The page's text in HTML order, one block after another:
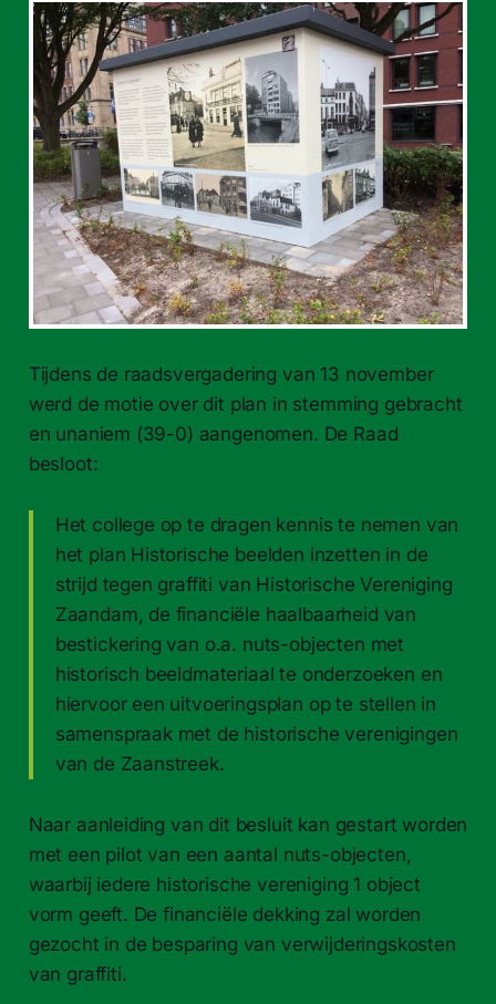
Tijdens de raadsvergadering van 13 november
werd de motie over dit plan in stemming gebracht
en unaniem (39-0) aangenomen. De Raad
besloot:
Het college op te dragen kennis te nemen van
het plan Historische beelden inzetten in de
strijd tegen graffiti van Historische Vereniging
Zaandam, de financiële haalbaarheid van
bestickering van o.a. nuts-objecten met
historisch beeldmateriaal te onderzoeken en
hiervoor een uitvoeringsplan op te stellen in
samenspraak met de historische verenigingen
van de Zaanstreek.
Naar aanleiding van dit besluit kan gestart worden
met een pilot van een aantal nuts-objecten,
waarbij iedere historische vereniging 1 object
vorm geeft. De financiële dekking zal worden
gezocht in de besparing van verwijderingskosten
van graffiti.